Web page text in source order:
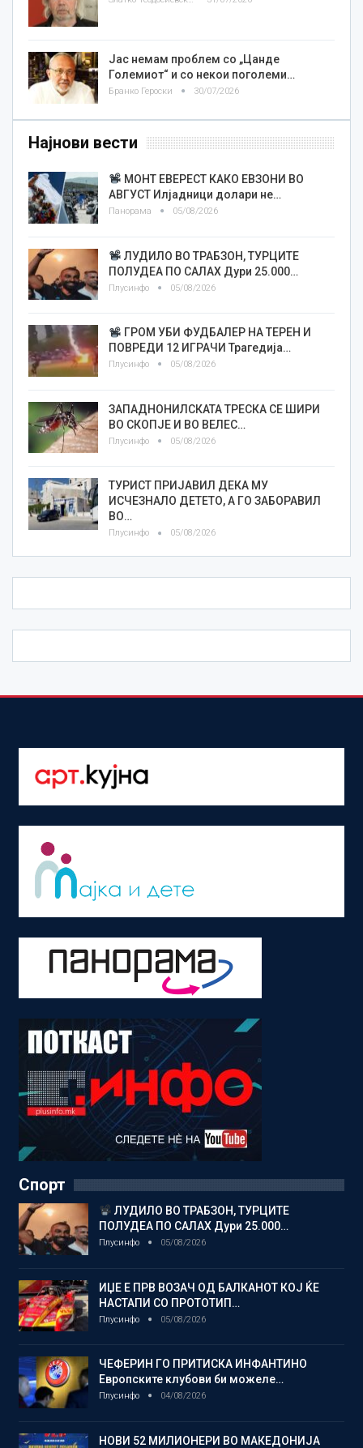
Јас немам проблем со „Цанде
Големиот“ и со некои поголеми…
Бранко Героски 30/07/2026
Најнови вести
МОНТ ЕВЕРЕСТ КАКО ЕВЗОНИ ВО
АВГУСТ Илјадници долари не…
Панорама 05/08/2026
ЛУДИЛО ВО ТРАБЗОН, ТУРЦИТЕ
ПОЛУДЕА ПО САЛАХ Дури 25.000…
Плусинфо 05/08/2026
ГРОМ УБИ ФУДБАЛЕР НА ТЕРЕН И
ПОВРЕДИ 12 ИГРАЧИ Трагедија…
Плусинфо 05/08/2026
ЗАПАДНОНИЛСКАТА ТРЕСКА СЕ ШИРИ
ВО СКОПЈЕ И ВО ВЕЛЕС…
Плусинфо 05/08/2026
ТУРИСТ ПРИЈАВИЛ ДЕКА МУ
ИСЧЕЗНАЛО ДЕТЕТО, А ГО ЗАБОРАВИЛ
ВО…
Плусинфо 05/08/2026
Спорт
ЛУДИЛО ВО ТРАБЗОН, ТУРЦИТЕ
ПОЛУДЕА ПО САЛАХ Дури 25.000…
Плусинфо 05/08/2026
ИЏЕ Е ПРВ ВОЗАЧ ОД БАЛКАНОТ КОЈ ЌЕ
НАСТАПИ СО ПРОТОТИП…
Плусинфо 05/08/2026
ЧЕФЕРИН ГО ПРИТИСКА ИНФАНТИНО
Европските клубови би можеле…
Плусинфо 04/08/2026
НОВИ 52 МИЛИОНЕРИ ВО МАКЕДОНИЈА